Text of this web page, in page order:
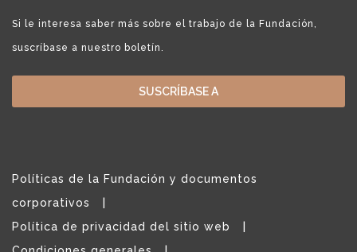
Si le interesa saber más sobre el trabajo de la Fundación,
suscríbase a nuestro boletín.
SUSCRÍBASE A
Políticas de la Fundación y documentos
corporativos
Política de privacidad del sitio web